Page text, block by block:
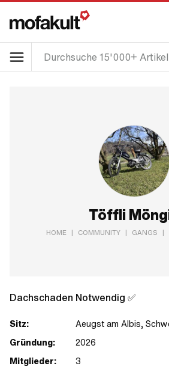
Töffli
HOME | COMMUNITY | GANGS |
Dachschaden Notwendig ✅
Sitz:
Aeugst am Albis,
Gründung:
2026
Mitglieder:
3